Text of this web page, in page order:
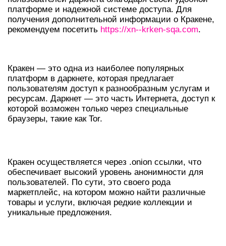
платформе и надежной системе доступа. Для
получения дополнительной информации о Кракене,
рекомендуем посетить https://xn--krken-sqa.com.
Кракен — это одна из наиболее популярных
платформ в даркнете, которая предлагает
пользователям доступ к разнообразным услугам и
ресурсам. Даркнет — это часть Интернета, доступ к
которой возможен только через специальные
браузеры, такие как Tor.
Кракен осуществляется через .onion ссылки, что
обеспечивает высокий уровень анонимности для
пользователей. По сути, это своего рода
маркетплейс, на котором можно найти различные
товары и услуги, включая редкие коллекции и
уникальные предложения.